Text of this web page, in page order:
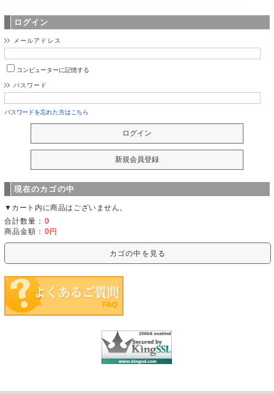
ログイン
メールアドレス
コンピューターに記憶する
パスワード
パスワードを忘れた方はこちら
現在のカゴの中
▼カート内に商品はございません。
合計数量： 0
商品金額： 0円
カゴの中を見る